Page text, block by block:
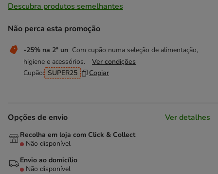
Não perca esta promoção
-25% na 2ª un Com cupão numa seleção de alimentação,
higiene e acessórios.
Ver condições
Cupão: SUPER25 Copiar
Descubra produtos semelhantes
Opções de envio Ver detalhes
Recolha em loja com Click & Collect
Não disponível
Envio ao domicílio
Não disponível